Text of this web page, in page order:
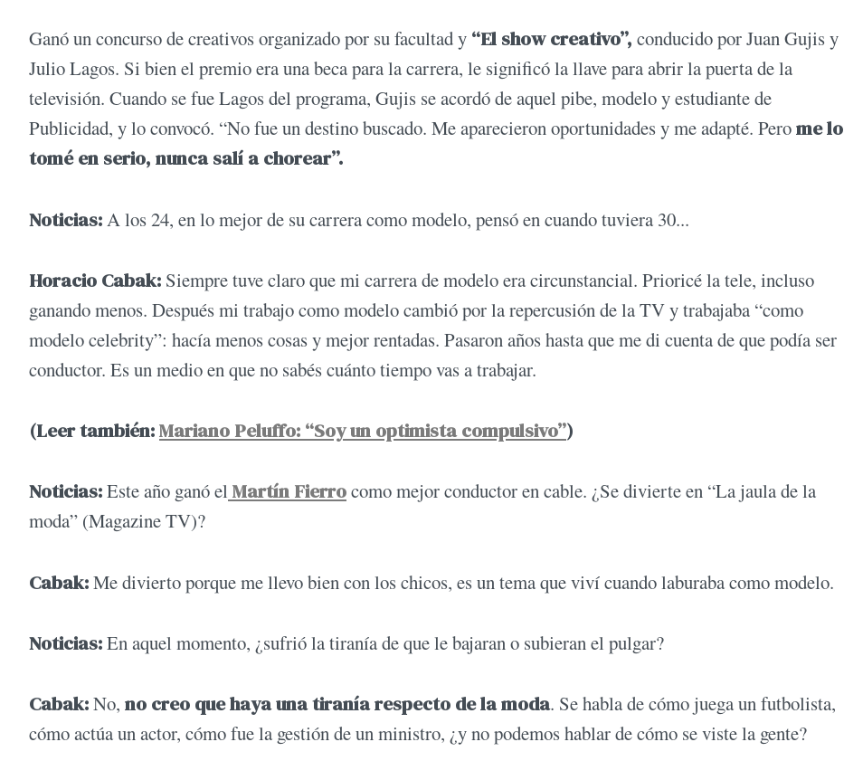
Ganó un concurso de creativos organizado por su facultad y “El show creativo”, conducido por Juan Gujis y
Julio Lagos. Si bien el premio era una beca para la carrera, le significó la llave para abrir la puerta de la
televisión. Cuando se fue Lagos del programa, Gujis se acordó de aquel pibe, modelo y estudiante de
Publicidad, y lo convocó. “No fue un destino buscado. Me aparecieron oportunidades y me adapté. Perome lo
tomé en serio, nunca salí a chorear”.
Noticias:A los 24, en lo mejor de su carrera como modelo, pensó en cuando tuviera 30...
Horacio Cabak: Siempre tuve claro que mi carrera de modelo era circunstancial. Prioricé la tele, incluso
ganando menos. Después mi trabajo como modelo cambió por la repercusión de la TV y trabajaba “como
modelo celebrity”: hacía menos cosas y mejor rentadas. Pasaron años hasta que me di cuenta de que podía ser
conductor. Es un medio en que no sabés cuánto tiempo vas a trabajar.
(Leer también:Mariano Peluffo: “Soy un optimista compulsivo”)
Noticias:Este año ganó el Martín Fierrocomo mejor conductor en cable. ¿Se divierte en “La jaula de la
moda” (Magazine TV)?
Cabak:Me divierto porque me llevo bien con los chicos, es un tema que viví cuando laburaba como modelo.
Noticias:En aquel momento, ¿sufrió la tiranía de que le bajaran o subieran el pulgar?
Cabak:No, no creo que haya una tiranía respecto de la moda. Se habla de cómo juega un futbolista,
cómo actúa un actor, cómo fue la gestión de un ministro, ¿y no podemos hablar de cómo se viste la gente?